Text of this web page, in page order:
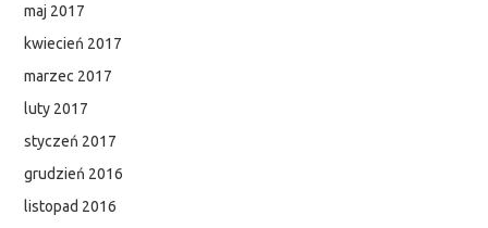
maj 2017
kwiecień 2017
marzec 2017
luty 2017
styczeń 2017
grudzień 2016
listopad 2016